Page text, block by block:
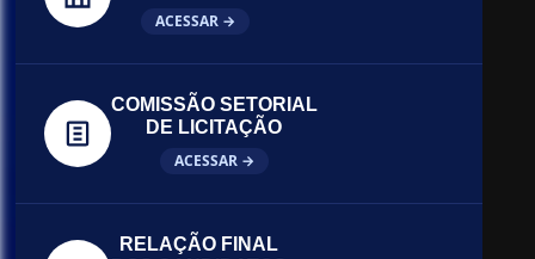
ACESSAR →
COMISSÃO SETORIAL
DE LICITAÇÃO
ACESSAR →
RELAÇÃO FINAL